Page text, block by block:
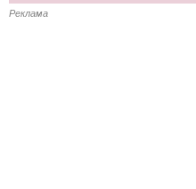
Реклама